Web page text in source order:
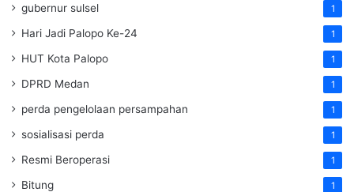
gubernur sulsel 1
Hari Jadi Palopo Ke-24 1
HUT Kota Palopo 1
DPRD Medan 1
perda pengelolaan persampahan 1
sosialisasi perda 1
Resmi Beroperasi 1
Bitung 1